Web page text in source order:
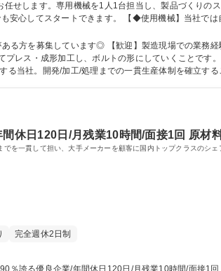
す。専用機械を1人1台担当し、製品づくりのスタートを担
安心してスタートできます。 【◆使用機械】当社で
るのは、金属を常温で成形する圧造（プレス）機械
バス/日野自動車/小松製作所等で、海外工場も所持しています。 募集職種 【横浜/自動車
募集しています◎ 【歓迎】製造現場での業務経験や、機械
レス・成形加工し、ボルトの形にしていくことです
る当社。開発/加工/処理までの一貫生産体制を確立す
休日120日/月残業10時間/面接1回 原材
を一貫して担い、大手メーカーを顧客に国内トップクラスのシ
完全週休2日制